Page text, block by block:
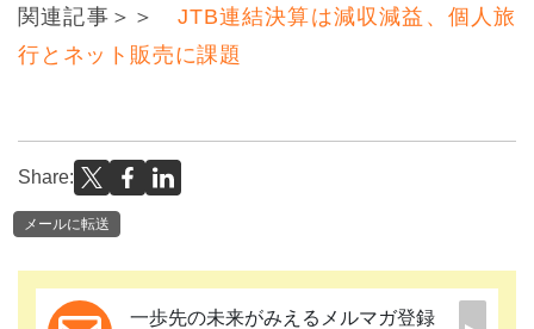
関連記事＞＞ JTB連結決算は減収減益、個人旅
行とネット販売に課題
Share:
メールに転送
一歩先の未来がみえるメルマガ登録